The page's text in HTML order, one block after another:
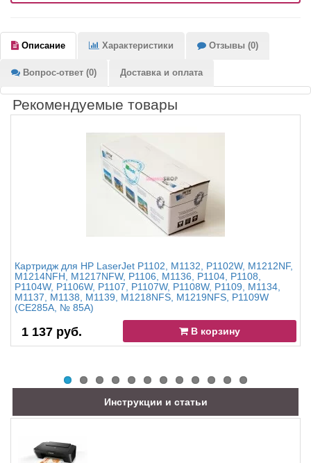
Описание Характеристики Отзывы (0)
Вопрос-ответ (0) Доставка и оплата
Рекомендуемые товары
Картридж для HP LaserJet P1102, M1132, P1102W, M1212NF,
M1214NFH, M1217NFW, P1106, M1136, P1104, P1108,
P1104W, P1106W, P1107, P1107W, P1108W, P1109, M1134,
M1137, M1138, M1139, M1218NFS, M1219NFS, P1109W
(CE285A, № 85A)
1 137 руб. В корзину
Инструкции и статьи